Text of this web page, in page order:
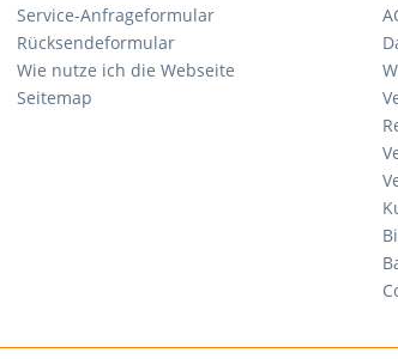
Service-Anfrageformular
Rücksendeformular
Wie nutze ich die Webseite
Seitemap